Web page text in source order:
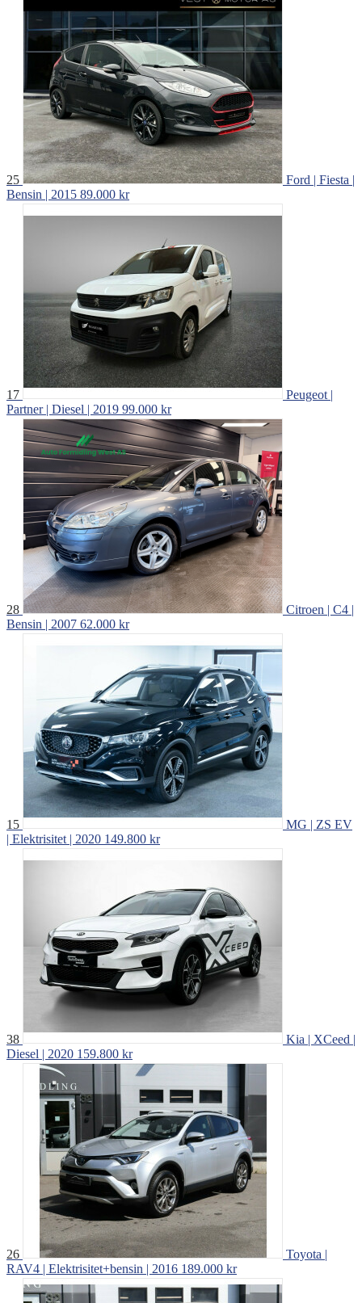
25
Ford | Fiesta |
Bensin | 2015 89.000 kr
17
Peugeot |
Partner | Diesel | 2019 99.000 kr
28
Citroen | C4 |
Bensin | 2007 62.000 kr
15
MG | ZS EV
| Elektrisitet | 2020 149.800 kr
38
Kia | XCeed |
Diesel | 2020 159.800 kr
26
Toyota |
RAV4 | Elektrisitet+bensin | 2016 189.000 kr